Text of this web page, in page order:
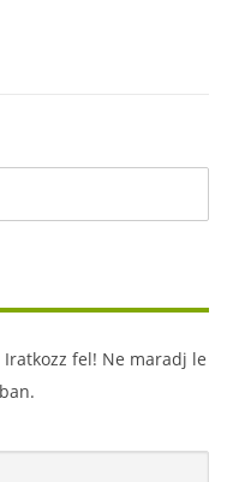
fel! Ne maradj le